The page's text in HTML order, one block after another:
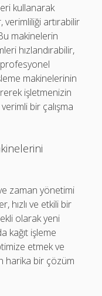
kullanarak
verimliliği artırabilir
makinelerin
hızlandırabilir,
makinelerinin
işletmenizin
bir çalışma
zaman yönetimi
hızlı ve etkili bir
olarak yeni
kağıt işleme
etmek ve
harika bir çözüm